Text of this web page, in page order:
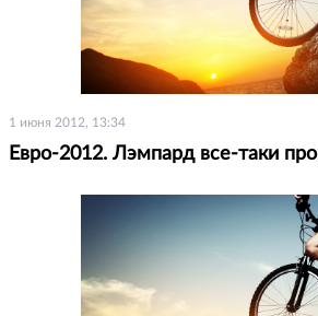
1 июня 2012, 13:34
Евро-2012. Лэмпард все-таки